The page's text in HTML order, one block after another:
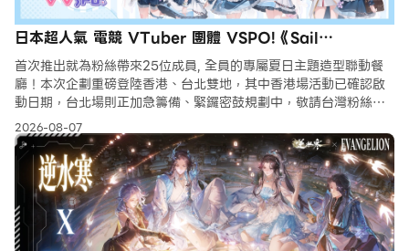
日本超人氣 電競 VTuber 團體 VSPO!《Sail
Beyond！～駛向更遠的彼方～》聯動餐廳開跑
首次推出就為粉絲帶來25位成員, 全員的專屬夏日主題造型聯動餐
廳！本次企劃重磅登陸香港、台北雙地，其中香港場活動已確認啟
動日期，台北場則正加急籌備、緊鑼密鼓規劃中，敬請台灣粉絲熱
切期待！本次《Sail Beyond！～駛向更遠的彼方～》聯動
2026-08-07